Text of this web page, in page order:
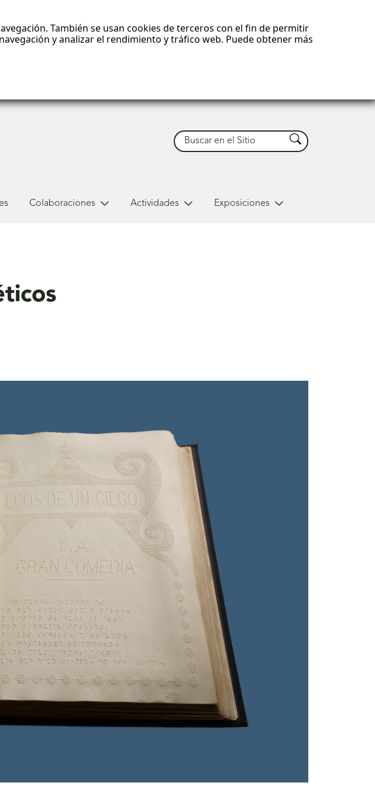
También se usan cookies de terceros con el fin de permitir
y analizar el rendimiento y tráfico web. Puede obtener más
Buscar Buscar
Colaboraciones Actividades Exposiciones